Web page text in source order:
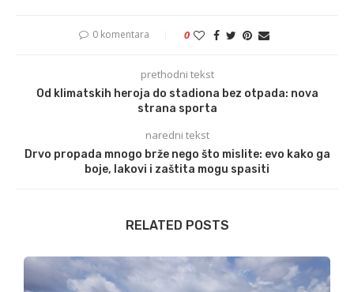
0 komentara 0
prethodni tekst
Od klimatskih heroja do stadiona bez otpada: nova
strana sporta
naredni tekst
Drvo propada mnogo brže nego što mislite: evo kako ga
boje, lakovi i zaštita mogu spasiti
RELATED POSTS